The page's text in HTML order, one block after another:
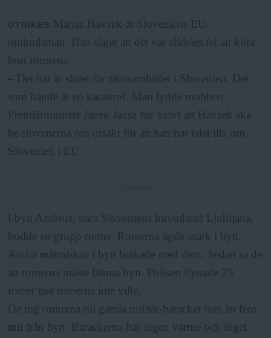
UTRIKES
Matjaz Havzek är Sloveniens EU-
ombudsman. Han säger att det var alldeles fel att köra
bort romerna:
– Det här är slutet för rättssamhället i Slovenien. Det
som hände är en katastrof. Man lydde mobben.
Premiärminister Janek Jansa har krävt att Havzek ska
be slovenerna om ursäkt för att han har talat illa om
Slovenien i EU.
I byn Ambrus, nära Sloveniens huvudstad Ljubljana,
bodde en grupp romer. Romerna ägde mark i byn.
Andra människor i byn bråkade med dem. Sedan sa de
att romerna måste lämna byn. Polisen flyttade 35
romer fast romerna inte ville.
De tog romerna till gamla militär-baracker mer än fem
mil från byn. Barackerna har ingen värme och inget